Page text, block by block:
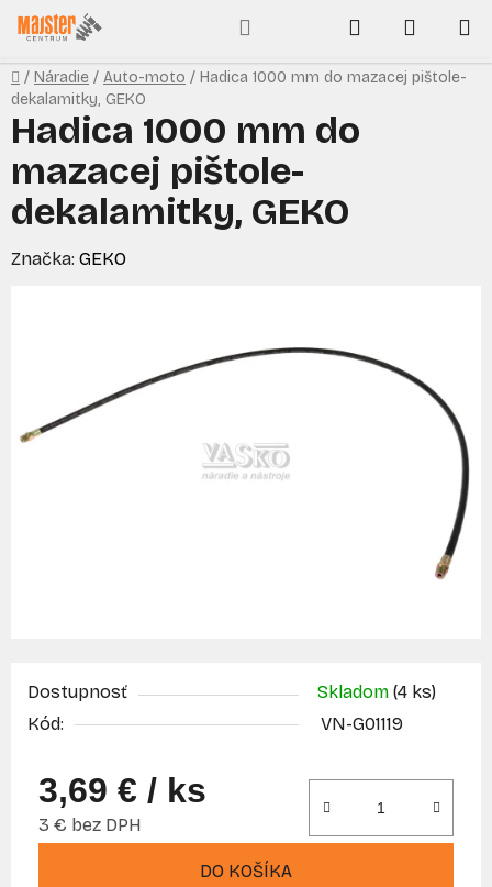
Prejsť
na
obsah
Hľadať
KOŠÍK
Domov
/ Náradie / Auto-moto / Hadica 1000 mm do mazacej pištole-
dekalamitky, GEKO
Dostupnosť Skladom (4 ks)
Kód:
VN-G01119
3,69 € / ks
3 € bez DPH
DO KOŠÍKA
Hadica 1000 mm do
mazacej pištole-
dekalamitky, GEKO
Značka: GEKO